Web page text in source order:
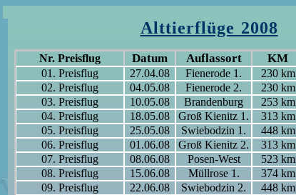
Alttierflüge 2008
Nr. Preisflug Datum Auflassort KM
01. Preisflug 27.04.08 Fienerode 1. 230 km
02. Preisflug
04.05.08 Fienerode 2. 230 km
03. Preisflug
10.05.08 Brandenburg 253 km
04. Preisflug
18.05.08 Groß Kienitz 1. 313 km
05. Preisflug
25.05.08 Swiebodzin 1. 448 km
06. Preisflug
01.06.08 Groß Kienitz 2. 313 km
07. Preisflug
08.06.08 Posen-West 523 km
08. Preisflug
15.06.08 Müllrose 1. 374 km
09. Preisflug
22.06.08 Swiebodzin 2. 448 km